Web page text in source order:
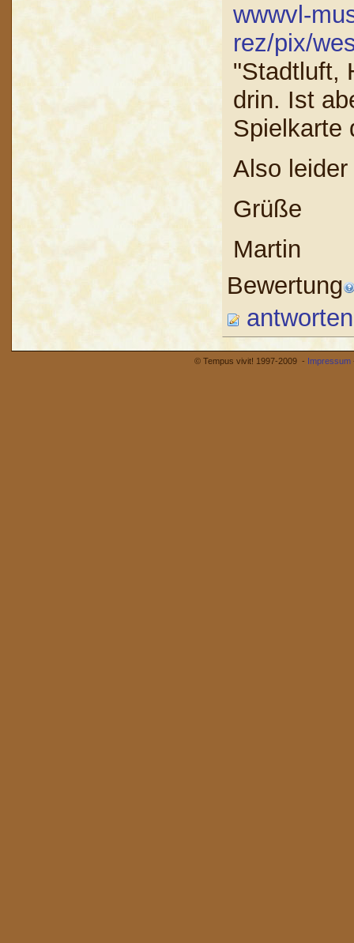
wwwvl-
rez/pix/
"Stadtluft,
drin. Ist
Spielkarte
Also
Grüße
Martin
Bewertung
antworten
© Tempus vivit! 1997-2009 - Impressum